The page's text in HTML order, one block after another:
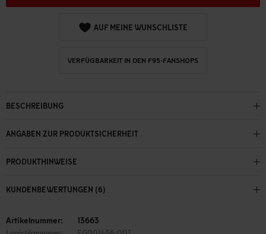
AUF MEINE WUNSCHLISTE
VERFÜGBARKEIT IN DEN F95-FANSHOPS
BESCHREIBUNG
ANGABEN ZUR PRODUKTSICHERHEIT
PRODUKTHINWEISE
KUNDENBEWERTUNGEN (6)
Artikelnummer: 13663